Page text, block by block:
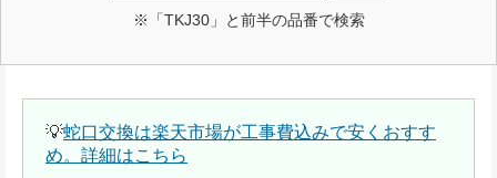
※「TKJ30」と前半の品番で検索
💡蛇口交換は楽天市場が工事費込みで安くおすす
め。詳細はこちら